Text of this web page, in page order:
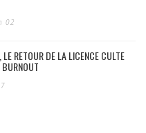
02
RETOUR DE LA LICENCE CULTE
BURNOUT